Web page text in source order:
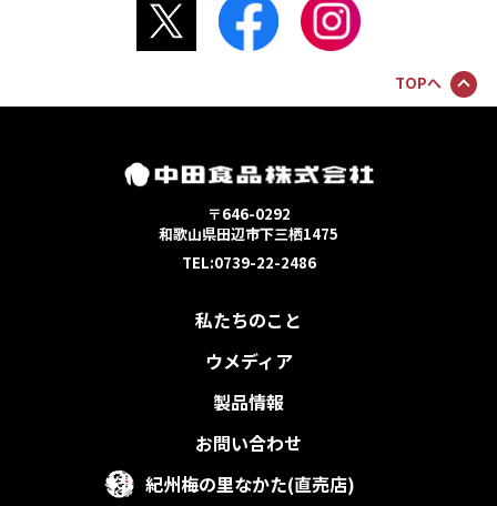
TOPへ
〒646-0292
和歌山県田辺市下三栖1475
TEL:0739-22-2486
私たちのこと
ウメディア
製品情報
お問い合わせ
紀州梅の里なかた(直売店)